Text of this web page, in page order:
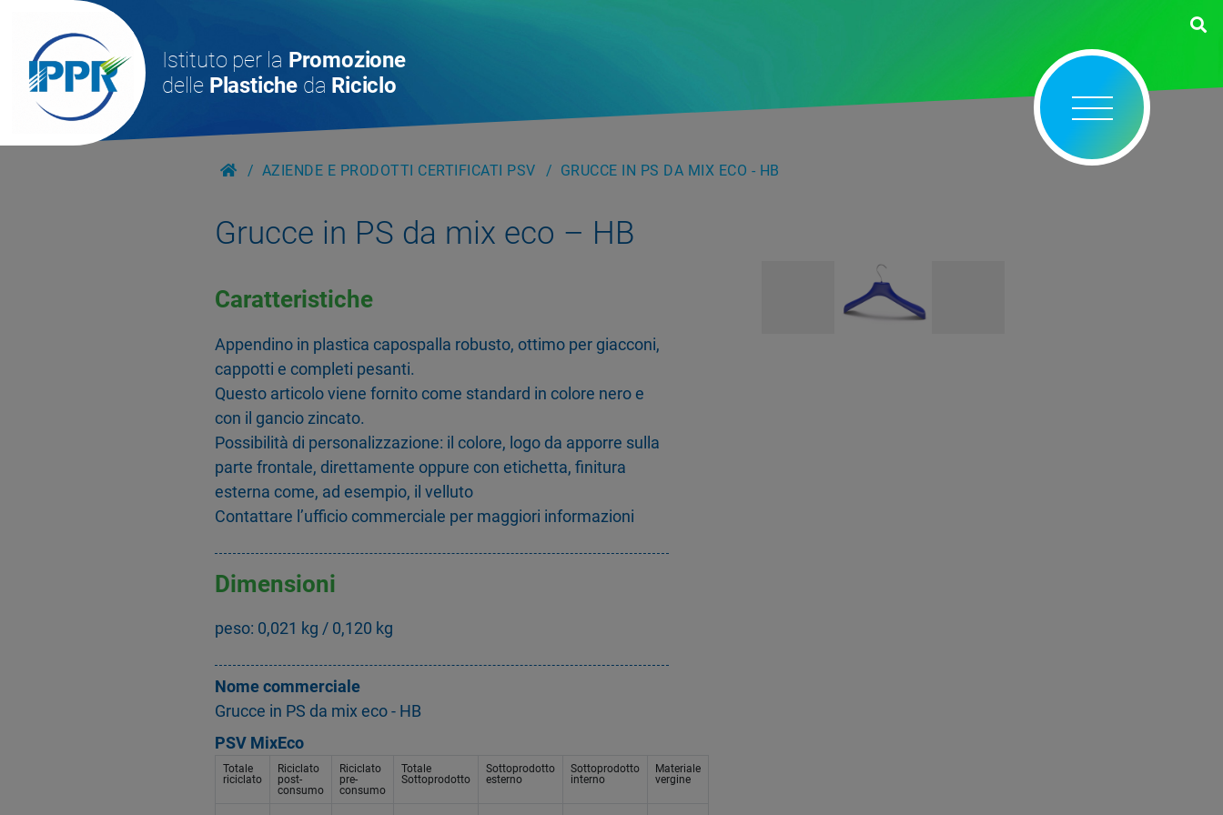
Istituto per la Promozione
delle Plastiche da Riciclo
AZIENDE E PRODOTTI CERTIFICATI PSV GRUCCE IN PS DA MIX ECO - HB
Grucce in PS da mix eco – HB
Caratteristiche
Appendino in plastica capospalla robusto, ottimo per giacconi,
cappotti e completi pesanti.
Questo articolo viene fornito come standard in colore nero e
con il gancio zincato.
Possibilità di personalizzazione: il colore, logo da apporre sulla
parte frontale, direttamente oppure con etichetta, finitura
esterna come, ad esempio, il velluto
Contattare l’ufficio commerciale per maggiori informazioni
Dimensioni
peso: 0,021 kg / 0,120 kg
Nome commerciale
Grucce in PS da mix eco - HB
PSV MixEco
Totale
riciclato
Riciclato
post-
consumo
Riciclato
pre-
consumo
Totale
Sottoprodotto
Sottoprodotto
esterno
Sottoprodotto
interno
Materiale
vergine